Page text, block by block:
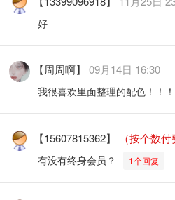
好
【周周啊】09月14日 16:30
我很喜欢里面整理的配色！！
【15607815362】 （按个数付
有没有终身会员？ 1个回复